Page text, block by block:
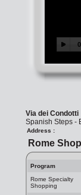
Via dei Condotti
Spanish Steps -
Address :
Rome
Program
Rome Specialty
Shopping